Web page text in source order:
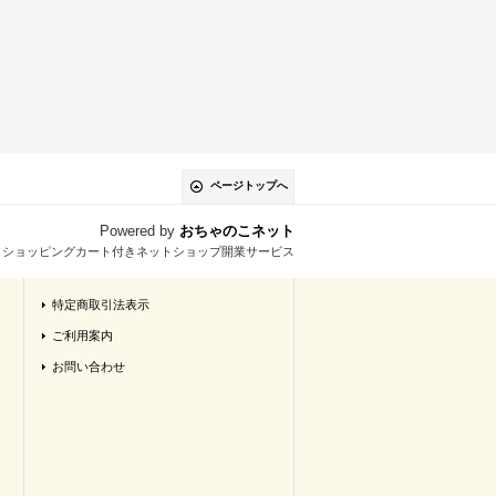
ページトップへ
Powered by おちゃのこネット
ョッピングカート付きネットショップ開業サービス
特定商取引法表示
ご利用案内
お問い合わせ